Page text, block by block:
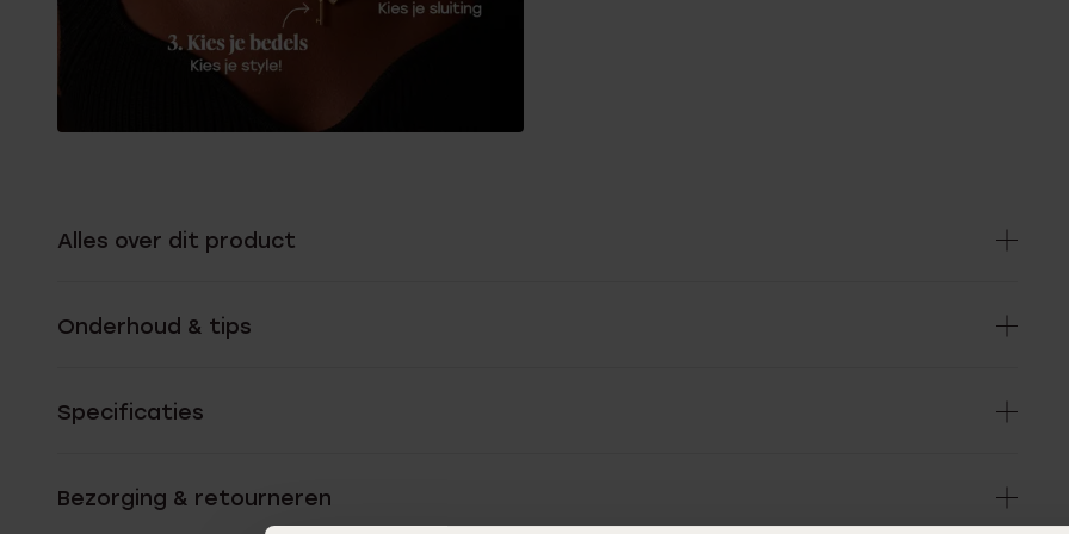
Alles over dit product
Onderhoud & tips
Specificaties
Bezorging & retourneren